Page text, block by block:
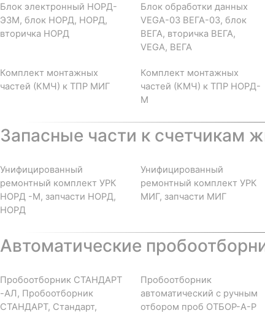
Блок электронный НОРД-
Э3М, блок НОРД, НОРД,
вторичка НОРД
Блок обработки данных
VEGA-03 ВЕГА-03, блок
ВЕГА, вторичка ВЕГА,
VEGA, ВЕГА
Комплект монтажных
частей (КМЧ) к ТПР МИГ
Комплект монтажных
частей (КМЧ) к ТПР НОРД-
М
Запасные части к счетчикам
Унифицированный
ремонтный комплект УРК
НОРД -М, запчасти НОРД,
НОРД
Унифицированный
ремонтный комплект УРК
МИГ, запчасти МИГ
Автоматические
Пробоотборник СТАНДАРТ
-АЛ, Пробоотборник
СТАНДАРТ, Стандарт,
Пробоотборник
автоматический с ручным
отбором проб ОТБОР-А-Р